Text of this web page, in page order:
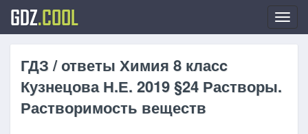
GDZ.COOL
ГДЗ / ответы Химия 8 класc
Кузнецова Н.Е. 2019 §24 Растворы.
Растворимость веществ